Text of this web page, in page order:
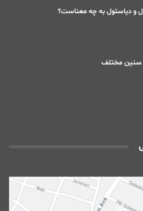
و دیاستول به چه معناست؟
سنین مختلف